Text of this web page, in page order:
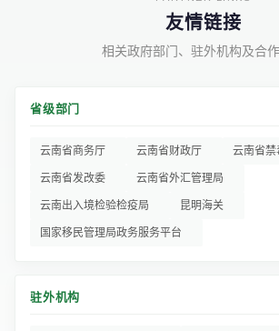
友情链接
相关政府部门、驻外机构及合
省级部门
云南省商务厅 云南省财政厅 云南省禁
云南省发改委 云南省外汇管理局
云南出入境检验检疫局 昆明海关
国家移民管理局政务服务平台
驻外机构